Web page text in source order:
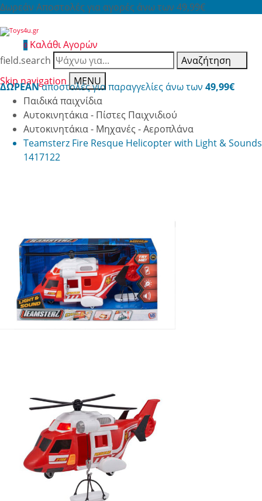
Δωρεάν Αποστολές για αγορές άνω των 49,99€
0 Καλάθι Αγορών
field.search
Αναζήτηση
Skip navigation
MENU
ΔΩΡΕΑΝαποστολές για παραγγελίες άνω των 49,99€
Παιδικά παιχνίδια
Αυτοκινητάκια - Πίστες Παιχνιδιού
Αυτοκινητάκια - Μηχανές - Αεροπλάνα
Teamsterz Fire Resque Helicopter with Light & Sounds
1417122